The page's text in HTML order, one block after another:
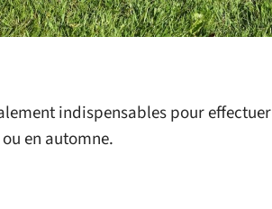
indispensables pour effectuer
en automne.